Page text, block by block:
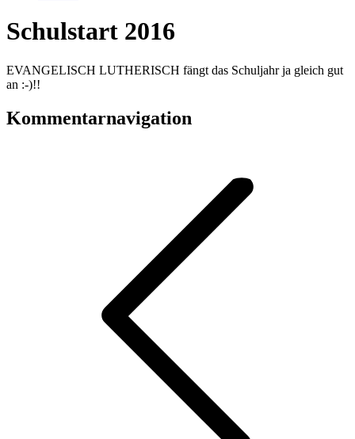
Schulstart 2016
EVANGELISCH LUTHERISCH fängt das Schuljahr ja gleich gut
an :-)!!
Kommentarnavigation